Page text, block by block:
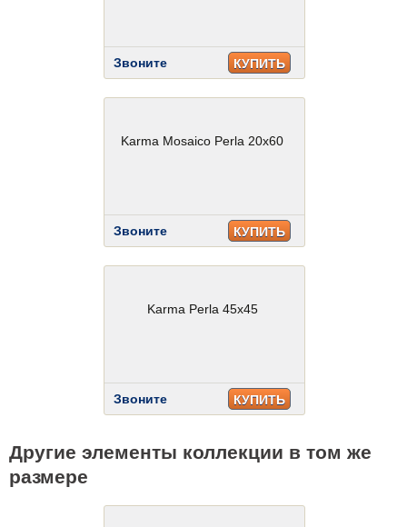
Звоните КУПИТЬ
Karma Mosaico Perla 20x60
Звоните КУПИТЬ
Karma Perla 45x45
Звоните КУПИТЬ
Другие элементы коллекции в том же
размере